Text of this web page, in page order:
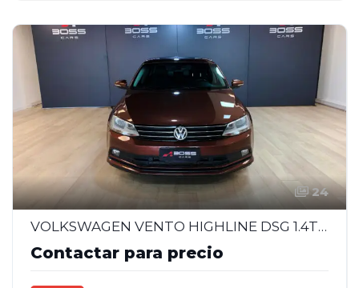
24
VOLKSWAGEN VENTO HIGHLINE DSG 1.4T - 2017
Contactar para precio